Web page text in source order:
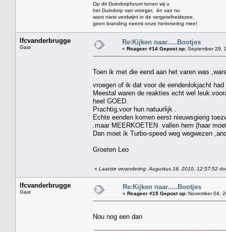
Op dit Duindorpforum tonen wij u
het Duindorp van vroeger, én van nu
want niets verdwijnt in de vergetelheidszee,
geen branding neemt onze herinnering mee!
lfcvanderbrugge
Gast
Re:Kijken naar.....Bootjes
« Reageer #14 Gepost op: September 29,
Toen ik met die eend aan het varen was
vroegen of ik dat voor de eendenlokjacht
Meestal waren de reakties echt wel
heel GOED.
Prachtig,voor hun natuurlijk .
Echte eenden komen eerst nieuwsgierig
.maar MEERKOETEN vallen hem (haar
Dan moet ik Turbo-speed weg wegwezen
Groeten Leo
« Laatste verandering: Augustus 18, 2010, 12:57:52
lfcvanderbrugge
Gast
Re:Kijken naar.....Bootjes
« Reageer #15 Gepost op: November 04,
Nou nog een dan